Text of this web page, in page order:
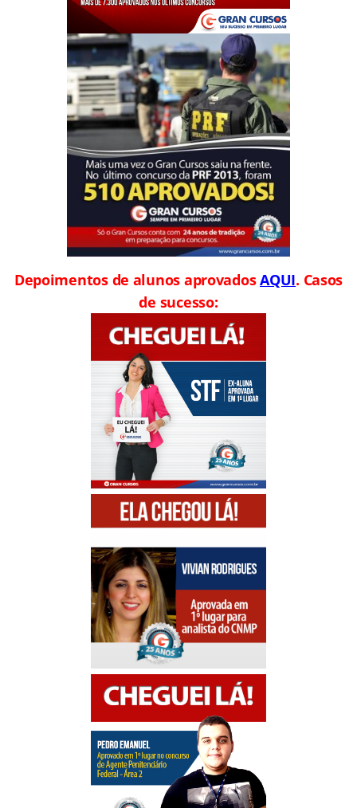
Depoimentos de alunos aprovadosAQUI. Casos
de sucesso: